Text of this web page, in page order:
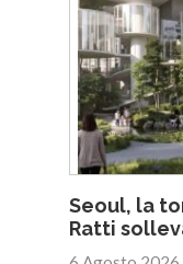
Seoul, la
Ratti